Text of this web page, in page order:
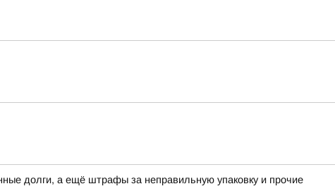
долги, а ещё штрафы за неправильную упаковку и прочие